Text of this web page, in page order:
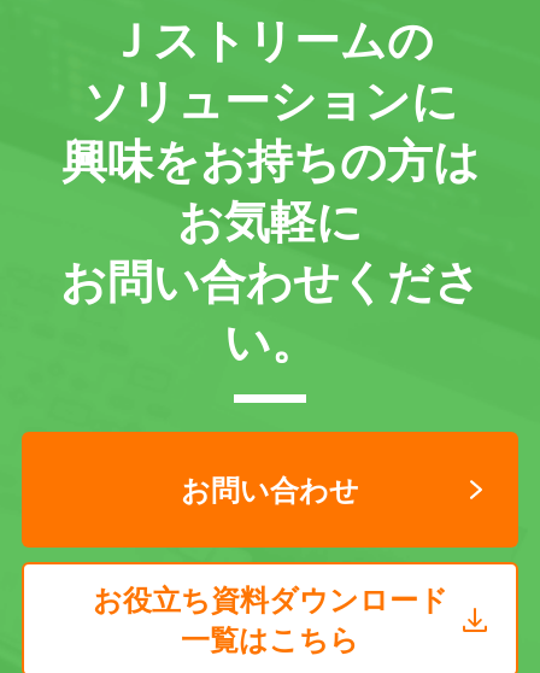
Ｊストリームの
ソリューションに
興味をお持ちの方は
お気軽に
お問い合わせくださ
い。
お問い合わせ
お役立ち資料ダウンロード
一覧はこちら